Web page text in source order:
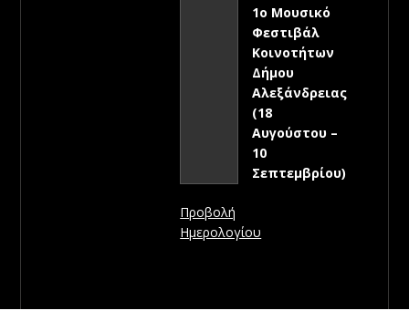
1ο Μουσικό
Φεστιβάλ
Κοινοτήτων
Δήμου
Αλεξάνδρειας
(18
Αυγούστου –
10
Σεπτεμβρίου)